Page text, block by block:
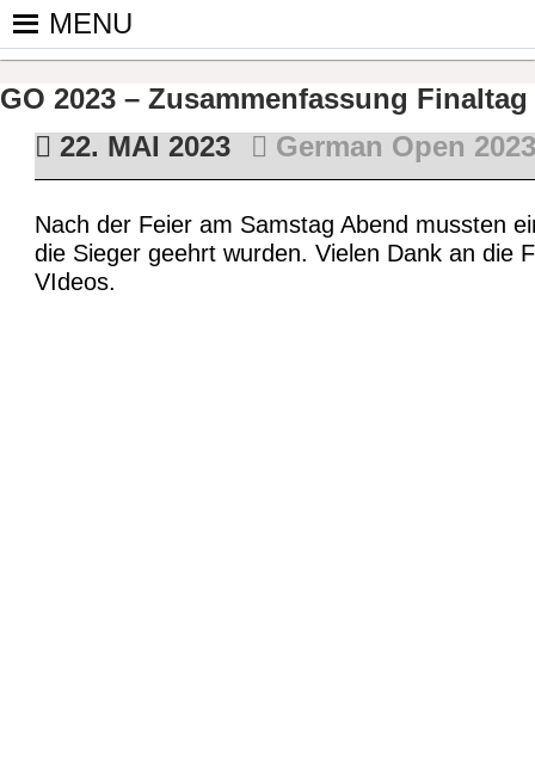
Skip
PINGPONGPARKINSON
ist der bundesweite Zusammenschluss von
Tischtennis – überwiegend ehrenamtlich um
MENU
GO 2023 – Zusammenfassung Finaltag
22. MAI 2023
German Open
Nach der Feier am Samstag Abend mussten
die Sieger geehrt wurden. Vielen Dank an die
VIdeos.